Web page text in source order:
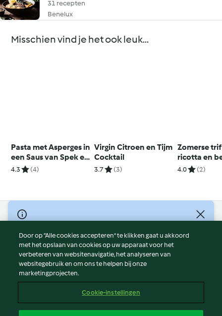
31 recepten
Benelux
Misschien vind je het ook leuk...
Pasta met Asperges in
een Saus van Spek en
Room
4.3 (4)
Virgin Citroen en Tijm
Cocktail
3.7 (3)
Zomerse
ricotta en
4.0 (2)
© Copyright 2026
Gebruiksvoorwaarden
Privacybeleid
Disclaimer
Colofon
Verslag Inhoud
Door op “Alle cookies accepteren” te klikken gaat u akkoord
met het opslaan van cookies op uw apparaat voor het
verbeteren van websitenavigatie, het analyseren van
websitegebruik en om ons te helpen bij onze
marketingprojecten.
Cookie-instellingen